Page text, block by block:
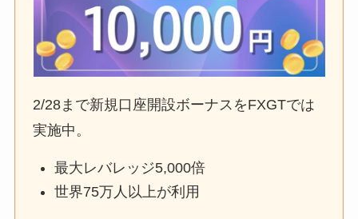
2/28まで新規口座開設ボーナスをFXGTでは
実施中。
最大レバレッジ5,000倍
世界75万人以上が利用